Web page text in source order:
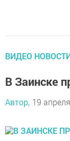
ВИДЕО
В Заинске
Автор, 19